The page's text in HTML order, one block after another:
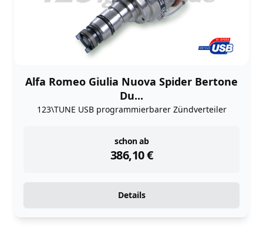
Alfa Romeo Giulia Nuova Spider Bertone
Du...
123\TUNE USB programmierbarer Zündverteiler
schon ab
386,10€
instock
Details